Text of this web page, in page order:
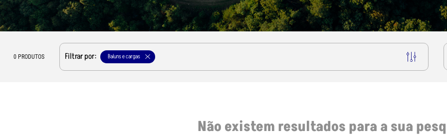
0PRODUTOS Filtrar por: Baluns e cargas
Não existem resultados para a sua